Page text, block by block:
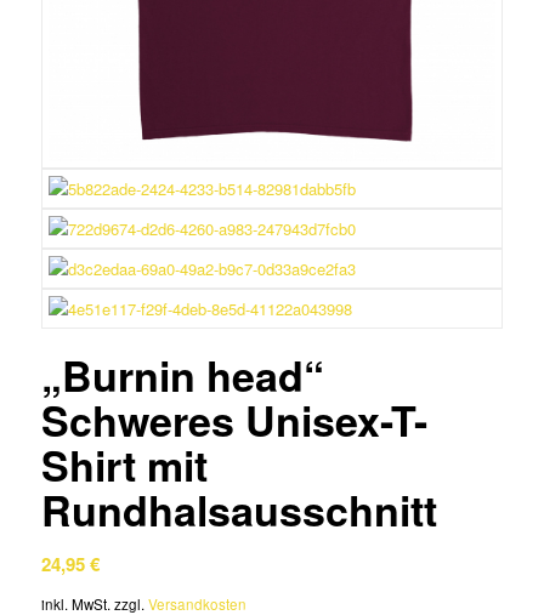
„Burnin head“
Schweres Unisex-T-
Shirt mit
Rundhalsausschnitt
24,95€
inkl. MwSt. zzgl. Versandkosten